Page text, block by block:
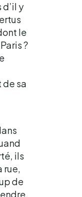
y
le
?
de sa
ils
rue,
de